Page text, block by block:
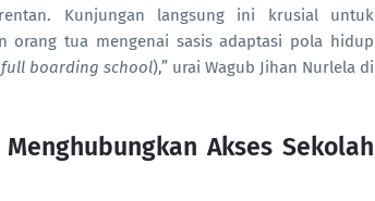
Kunjungan langsung ini krusial untuk
orang tua mengenai sasis adaptasi pola hidup
full boarding school),” urai Wagub Jihan Nurlela di
Akses Sekolah